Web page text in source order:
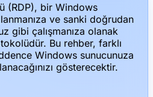
(RDP), bir Windows
ve sanki doğrudan
gibi çalışmanıza olanak
Bu rehber, farklı
Windows sunucunuza
gösterecektir.